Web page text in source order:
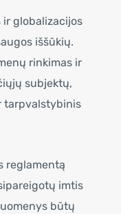
globalizacijos
iššūkių.
rinkimas ir
subjektų,
tarpvalstybinis
reglamentą
imtis
būtų